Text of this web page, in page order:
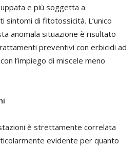
e più soggetta a
sintomi di fitotossicità. L’unico
anomala situazione è risultato
preventivi con erbicidi ad
l’impiego di miscele meno
è strettamente correlata
evidente per quanto